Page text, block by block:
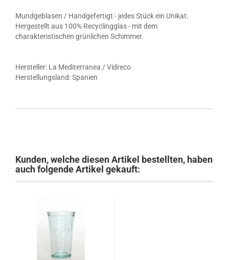
Mundgeblasen / Handgefertigt - jedes Stück ein Unikat.
Hergestellt aus 100% Recyclingglas - mit dem
charakteristischen grünlichen Schimmer.
Hersteller: La Mediterranea / Vidreco
Herstellungsland: Spanien
Kunden, welche diesen Artikel bestellten, haben
auch folgende Artikel gekauft: